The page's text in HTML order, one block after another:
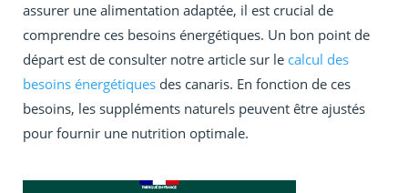
assurer une alimentation adaptée, il est crucial de
comprendre ces besoins énergétiques. Un bon point de
départ est de consulter notre article sur le calcul des
besoins énergétiques des canaris. En fonction de ces
besoins, les suppléments naturels peuvent être ajustés
pour fournir une nutrition optimale.